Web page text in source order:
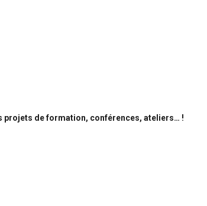
projets de formation, conférences, ateliers… !